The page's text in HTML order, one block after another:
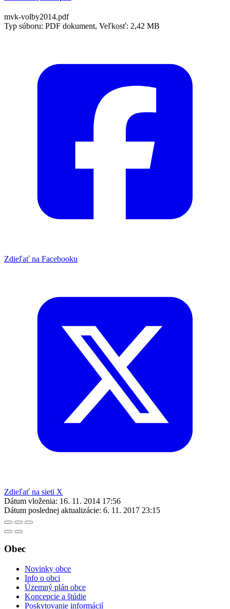
mvk-volby2014.pdf
Typ súboru: PDF dokument, Veľkosť: 2,42 MB
Zdieľať na Facebooku
Zdieľať na sieti X
Dátum vloženia: 16. 11. 2014 17:56
Dátum poslednej aktualizácie: 6. 11. 2017 23:15
Obec
Novinky obce
Info o obci
Územný plán obce
Koncepcie a štúdie
Poskytovanie informácií